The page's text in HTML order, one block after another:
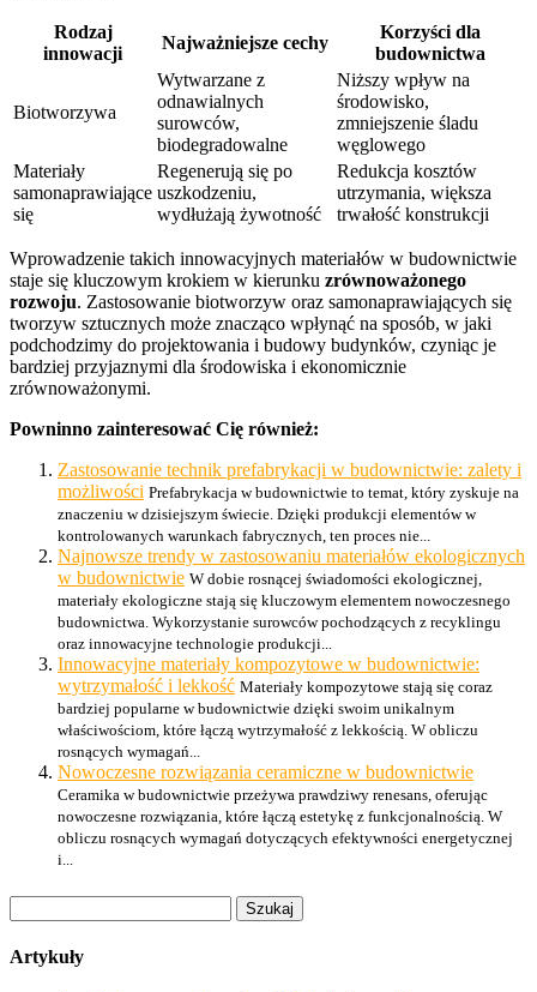
Rodzaj
innowacji
Najważniejsze cechy
Korzyści dla
budownictwa
Biotworzywa
Wytwarzane z
odnawialnych
surowców,
biodegradowalne
Niższy wpływ na
środowisko,
zmniejszenie śladu
węglowego
Materiały
samonaprawiające
się
Regenerują się po
uszkodzeniu,
wydłużają żywotność
Redukcja kosztów
utrzymania, większa
trwałość konstrukcji
Wprowadzenie takich innowacyjnych materiałów w budownictwie
staje się kluczowym krokiem w kierunku zrównoważonego
rozwoju. Zastosowanie biotworzyw oraz samonaprawiających się
tworzyw sztucznych może znacząco wpłynąć na sposób, w jaki
podchodzimy do projektowania i budowy budynków, czyniąc je
bardziej przyjaznymi dla środowiska i ekonomicznie
zrównoważonymi.
Powninno zainteresować Cię również:
Zastosowanie technik prefabrykacji w budownictwie: zalety i
możliwości Prefabrykacja w budownictwie to temat, który zyskuje na
znaczeniu w dzisiejszym świecie. Dzięki produkcji elementów w
kontrolowanych warunkach fabrycznych, ten proces nie...
Najnowsze trendy w zastosowaniu materiałów ekologicznych
w budownictwie W dobie rosnącej świadomości ekologicznej,
materiały ekologiczne stają się kluczowym elementem nowoczesnego
budownictwa. Wykorzystanie surowców pochodzących z recyklingu
oraz innowacyjne technologie produkcji...
Innowacyjne materiały kompozytowe w budownictwie:
wytrzymałość i lekkość Materiały kompozytowe stają się coraz
bardziej popularne w budownictwie dzięki swoim unikalnym
właściwościom, które łączą wytrzymałość z lekkością. W obliczu
rosnących wymagań...
Nowoczesne rozwiązania ceramiczne w budownictwie
Ceramika w budownictwie przeżywa prawdziwy renesans, oferując
nowoczesne rozwiązania, które łączą estetykę z funkcjonalnością. W
obliczu rosnących wymagań dotyczących efektywności energetycznej
i...
Artykuły